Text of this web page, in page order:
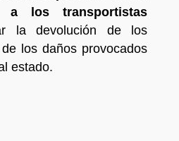
a los transportistas
la devolución de los
los daños provocados
estado.